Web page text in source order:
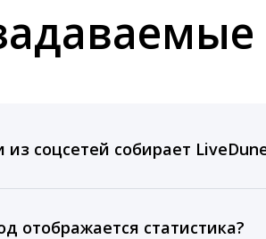
соцсетей собирает
показываем лучшие посты и
отображается статистика?